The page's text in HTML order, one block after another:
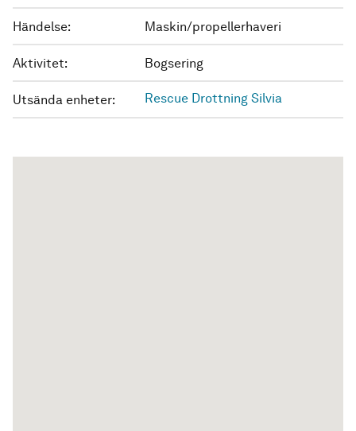
Händelse: Maskin/propellerhaveri
Aktivitet: Bogsering
Utsända enheter: Rescue Drottning Silvia